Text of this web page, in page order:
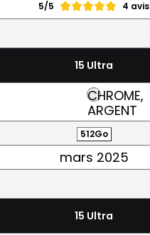
5/5 4 avis
15 Ultra
CHROME,
ARGENT
512Go
mars 2025
15 Ultra